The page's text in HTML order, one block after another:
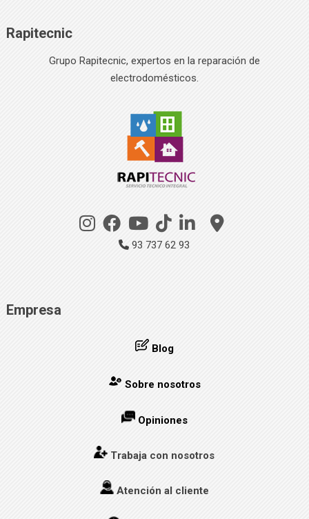
Rapitecnic
Grupo Rapitecnic, expertos en la reparación de
electrodomésticos.
93 737 62 93
Empresa
Blog
Sobre nosotros
Opiniones
Trabaja con nosotros
Atención al cliente